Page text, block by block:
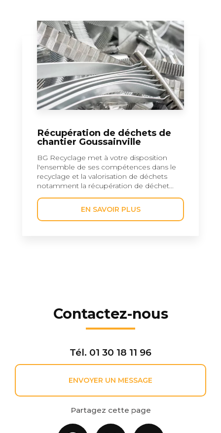
Récupération de déchets de
chantier Goussainville
BG Recyclage met à votre disposition
l'ensemble de ses compétences dans le
recyclage et la valorisation de déchets
notamment la récupération de déchet...
EN SAVOIR PLUS
Contactez-nous
Tél. 01 30 18 11 96
ENVOYER UN MESSAGE
Partagez cette page
Facebook